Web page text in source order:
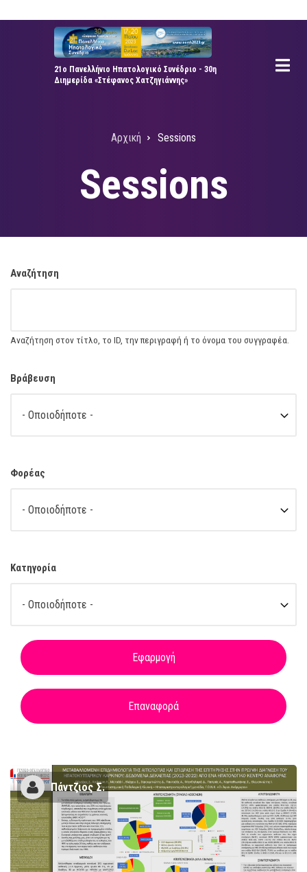
21ο Πανελλήνιο Ηπατολογικό Συνέδριο - 30η
Διημερίδα «Στέφανος Χατζηγιάννης»
Αρχική Sessions
Sessions
Αναζήτηση
Αναζήτηση στον τίτλο, το ID, την περιγραφή ή το όνομα του συγγραφέα.
Βράβευση
Φορέας
Κατηγορία
Πάντζιος Σ.